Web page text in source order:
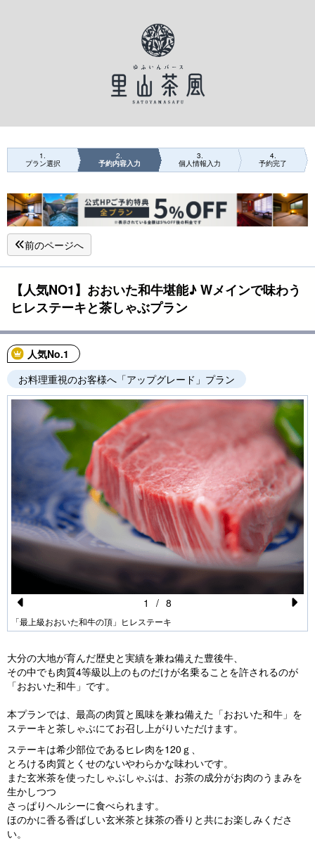
1
プラン選択
2
予約内容入力
3
個人情報入力
4
予約完了
前のページへ
【人気NO1】おおいた和牛堪能♪ Wメインで味わう
ヒレステーキと茶しゃぶプラン
人気No.1
お料理重視のお客様へ「アップグレード」プラン
Pr
vi
o
u
s
「最上級おおいた和牛の頂」ヒレステーキ
1 / 8
大分の大地が育んだ歴史と実績を兼ね備えた豊後牛、
その中でも肉質4等級以上のものだけが名乗ることを許されるのが
「おおいた和牛」です。
本プランでは、最高の肉質と風味を兼ね備えた「おおいた和牛」を
ステーキと茶しゃぶにてお召し上がりいただけます。
ステーキは希少部位であるヒレ肉を120ｇ、
とろける肉質とくせのないやわらかな味わいです。
また玄米茶を使ったしゃぶしゃぶは、お茶の成分がお肉のうまみを
生かしつつ
さっぱりヘルシーに食べられます。
ほのかに香る香ばしい玄米茶と抹茶の香りと共にお楽しみくださ
い。